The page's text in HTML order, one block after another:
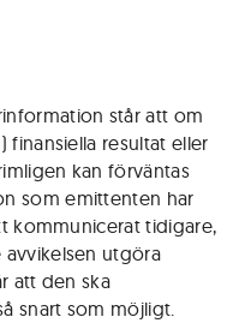
står att om
finansiella resultat eller
kan förväntas
som emittenten har
kommunicerat tidigare,
utgöra
att den ska
snart som möjligt.